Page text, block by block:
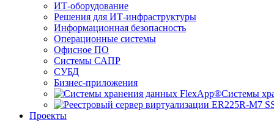
ИТ-оборудование
Решения для ИТ-инфраструктуры
Информационная безопасность
Операционные системы
Офисное ПО
Системы САПР
СУБД
Бизнес-приложения
Системы
Проекты